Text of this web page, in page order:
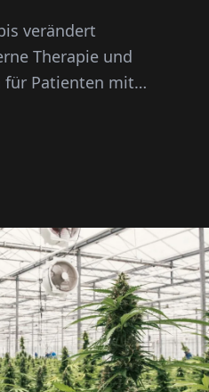
verändert
Therapie und
Patienten mit